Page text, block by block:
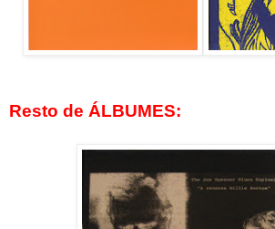
Resto de ÁLBUMES: